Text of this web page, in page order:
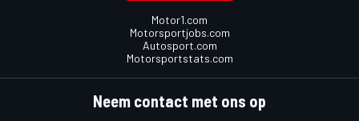
Motor1.com
Motorsportjobs.com
Autosport.com
Motorsportstats.com
Neem contact met ons op